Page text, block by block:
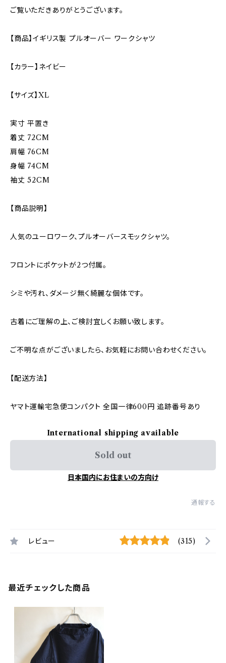
ご覧いただきありがとうございます。
【商品】イギリス製 プルオーバー ワークシャツ
【カラー】ネイビー
【サイズ】XL
実寸 平置き
着丈 72CM
肩幅 76CM
身幅 74CM
袖丈 52CM
【商品説明】
人気のユーロワーク、プルオーバースモックシャツ。
フロントにポケットが2つ付属。
シミや汚れ、ダメージ無く綺麗な個体です。
古着にご理解の上、ご検討宜しくお願い致します。
ご不明な点がございましたら、お気軽にお問い合わせください。
【配送方法】
ヤマト運輸宅急便コンパクト 全国一律600円 追跡番号あり
International shipping available
Sold out
日本国内にお住まいの方向け
通報する
レビュー (315)
最近チェックした商品